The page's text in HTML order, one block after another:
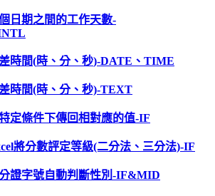
日期之間的工作天數-
時間(時、分、秒)-DATE 、 TIME
時間(時、分、秒)-TEXT
定條件下傳回相對應的值-IF
將分數評定等級(二分法、三分法)-IF
證字號自動判斷性別-IF&MID